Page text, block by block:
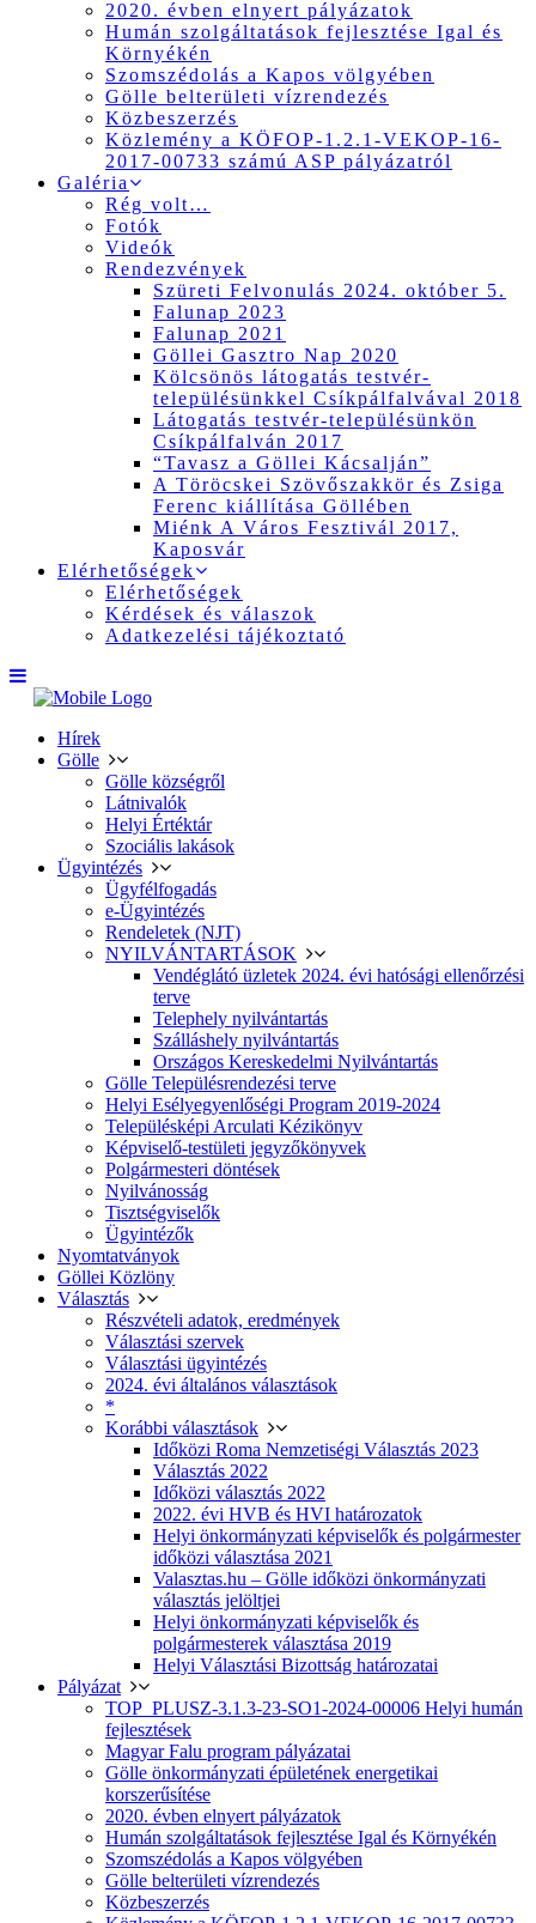
2020. évben elnyert pályázatok
Humán szolgáltatások fejlesztése Igal és
Környékén
Szomszédolás a Kapos völgyében
Gölle belterületi vízrendezés
Közbeszerzés
Közlemény a KÖFOP-1.2.1-VEKOP-16-
2017-00733 számú ASP pályázatról
Galéria
Rég volt…
Fotók
Videók
Rendezvények
Szüreti Felvonulás 2024. október 5.
Falunap 2023
Falunap 2021
Göllei Gasztro Nap 2020
Kölcsönös látogatás testvér-
településünkkel Csíkpálfalvával 2018
Látogatás testvér-településünkön
Csíkpálfalván 2017
“Tavasz a Göllei Kácsalján”
A Töröcskei Szövőszakkör és Zsiga
Ferenc kiállítása Göllében
Miénk A Város Fesztivál 2017,
Kaposvár
Elérhetőségek
Elérhetőségek
Kérdések és válaszok
Adatkezelési tájékoztató
Hírek
Gölle
Gölle községről
Látnivalók
Helyi Értéktár
Szociális lakások
Ügyintézés
Ügyfélfogadás
e-Ügyintézés
Rendeletek (NJT)
NYILVÁNTARTÁSOK
Vendéglátó üzletek 2024. évi hatósági ellenőrzési
terve
Telephely nyilvántartás
Szálláshely nyilvántartás
Országos Kereskedelmi Nyilvántartás
Gölle Településrendezési terve
Helyi Esélyegyenlőségi Program 2019-2024
Településképi Arculati Kézikönyv
Képviselő-testületi jegyzőkönyvek
Polgármesteri döntések
Nyilvánosság
Tisztségviselők
Ügyintézők
Nyomtatványok
Göllei Közlöny
Választás
Részvételi adatok, eredmények
Választási szervek
Választási ügyintézés
2024. évi általános választások
*
Korábbi választások
Időközi Roma Nemzetiségi Választás 2023
Választás 2022
Időközi választás 2022
2022. évi HVB és HVI határozatok
Helyi önkormányzati képviselők és polgármester
időközi választása 2021
Valasztas.hu – Gölle időközi önkormányzati
választás jelöltjei
Helyi önkormányzati képviselők és
polgármesterek választása 2019
Helyi Választási Bizottság határozatai
Pályázat
TOP_PLUSZ-3.1.3-23-SO1-2024-00006 Helyi humán
fejlesztések
Magyar Falu program pályázatai
Gölle önkormányzati épületének energetikai
korszerűsítése
2020. évben elnyert pályázatok
Humán szolgáltatások fejlesztése Igal és Környékén
Szomszédolás a Kapos völgyében
Gölle belterületi vízrendezés
Közbeszerzés